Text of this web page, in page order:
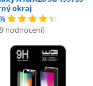
okraj
hodnocení)